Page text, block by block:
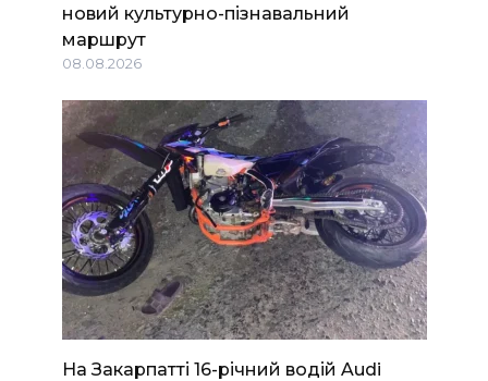
новий культурно-пізнавальний
маршрут
08.08.2026
На Закарпатті 16-річний водій Audi